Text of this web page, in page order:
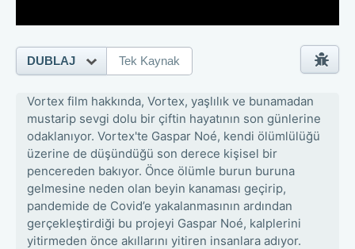
Vortex film hakkında, Vortex, yaşlılık ve bunamadan
mustarip sevgi dolu bir çiftin hayatının son günlerine
odaklanıyor. Vortex'te Gaspar Noé, kendi ölümlülüğü
üzerine de düşündüğü son derece kişisel bir
pencereden bakıyor. Önce ölümle burun buruna
gelmesine neden olan beyin kanaması geçirip,
pandemide de Covid’e yakalanmasının ardından
gerçekleştirdiği bu projeyi Gaspar Noé, kalplerini
yitirmeden önce akıllarını yitiren insanlara adıyor.
DUBLAJ Tek Kaynak